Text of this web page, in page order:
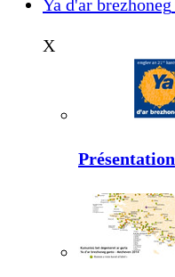
Ya d'ar brezhoneg
X
Présentation